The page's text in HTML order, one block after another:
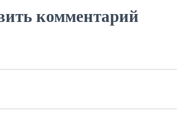
комментарий